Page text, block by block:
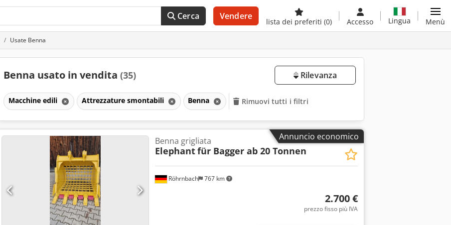
Cerca Vendere
lista dei preferiti (0) Accesso Lingua Menù
Usate Benna
Benna usato in vendita (35) Rilevanza
Macchine edili Attrezzature smontabili Benna Rimuovi tutti i filtri
Annuncio economico
Röhrnbach 767 km
Benna grigliata
Elephantfür Bagger ab 20 Tonnen
2.700 €
prezzo fisso più IVA